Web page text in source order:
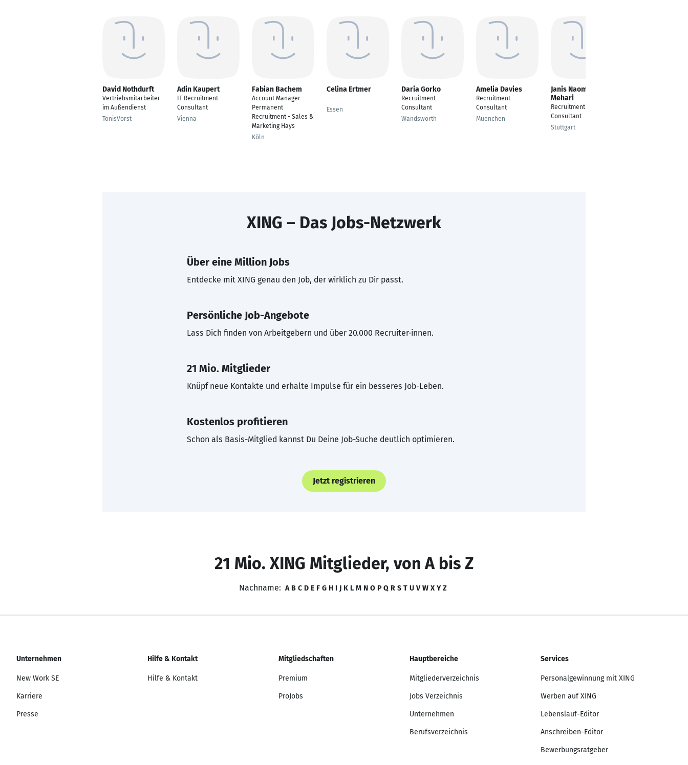
David Nothdurft
Vertriebsmitarbeiter
im Außendienst
TönisVorst
Adin Kaupert
IT Recruitment
Consultant
Vienna
Fabian Bachem
Account Manager -
Permanent
Recruitment - Sales &
Marketing Hays
Köln
Celina Ertmer
---
Essen
Daria Gorko
Recruitment
Consultant
Wandsworth
Amelia Davies
Recruitment
Consultant
Muenchen
Janis Naomi
Mehari
Recruitment
Consultant
Stuttgart
XING – Das Jobs-Netzwerk
Über eine Million Jobs
Entdecke mit XING genau den Job, der wirklich zu Dir passt.
Persönliche Job-Angebote
Lass Dich finden von Arbeitgebern und über 20.000 Recruiter·innen.
21 Mio. Mitglieder
Knüpf neue Kontakte und erhalte Impulse für ein besseres Job-Leben.
Kostenlos profitieren
Schon als Basis-Mitglied kannst Du Deine Job-Suche deutlich optimieren.
Jetzt registrieren
21 Mio. XING Mitglieder, von A bis Z
Nachname: A B C D E F G H I J K L M N O P Q R S T U V W X Y Z
Unternehmen
New Work SE
Karriere
Presse
Hilfe & Kontakt
Hilfe & Kontakt
Mitgliedschaften
Premium
ProJobs
Hauptbereiche
Mitgliederverzeichnis
Jobs Verzeichnis
Unternehmen
Berufsverzeichnis
Services
Personalgewinnung mit XING
Werben auf XING
Lebenslauf-Editor
Anschreiben-Editor
Bewerbungsratgeber